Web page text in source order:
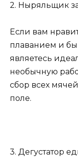
2. Ныряльщик
Если вам
плаванием и
являетесь
необычную
сбор всех
поле.
3. Дегустатор